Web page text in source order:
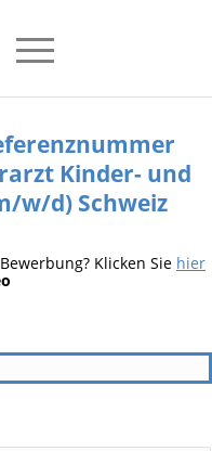
Kinder- und
w/d) Schweiz
Klicken Sie hier